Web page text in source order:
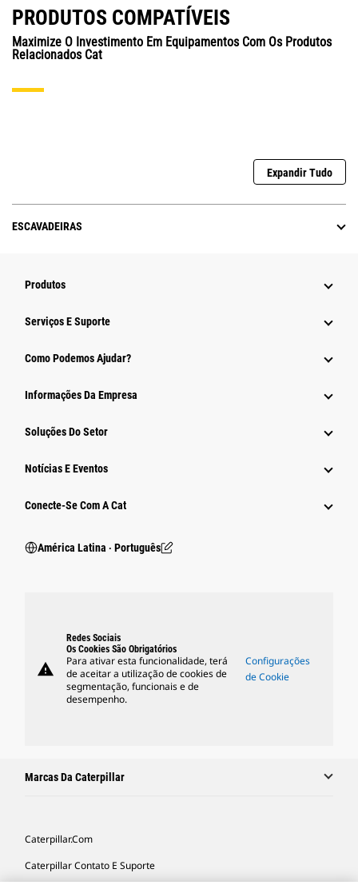
PRODUTOS COMPATÍVEIS
Maximize O Investimento Em Equipamentos Com Os Produtos
Relacionados Cat
Expandir Tudo
ESCAVADEIRAS
Produtos
Serviços E Suporte
Como Podemos Ajudar?
Informações Da Empresa
Soluções Do Setor
Notícias E Eventos
Conecte-Se Com A Cat
América Latina ‧ Português
warning
Redes Sociais
Os Cookies São Obrigatórios
Para ativar esta funcionalidade, terá
de aceitar a utilização de cookies de
segmentação, funcionais e de
desempenho.
Configurações
de Cookie
Marcas Da Caterpillar
Caterpillar.com
Caterpillar Contato E Suporte